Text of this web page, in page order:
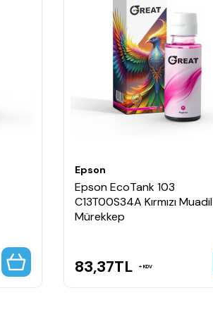
Epson
Epson EcoTank 103
C13T00S34A Kırmızı Muadil
Mürekkep
83,37TL KDV